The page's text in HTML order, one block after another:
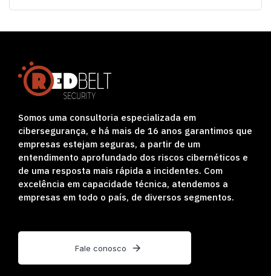
Somos uma consultoria especializada em
cibersegurança, e há mais de 16 anos garantimos que
empresas estejam seguras, a partir de um
entendimento aprofundado dos riscos cibernéticos e
de uma resposta mais rápida a incidentes. Com
excelência em capacidade técnica, atendemos a
empresas em todo o país, de diversos segmentos.
Fale conosco